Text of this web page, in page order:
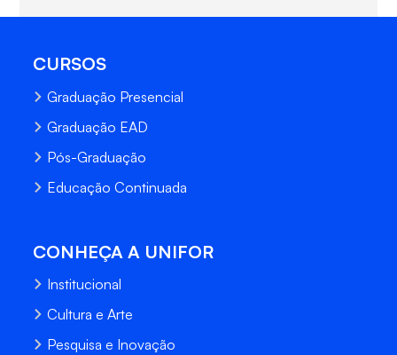
CURSOS
Graduação Presencial
Graduação EAD
Pós-Graduação
Educação Continuada
CONHEÇA A UNIFOR
Institucional
Cultura e Arte
Pesquisa e Inovação